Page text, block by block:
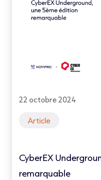
22 octobre 2024
Article
CyberEX
remarquable